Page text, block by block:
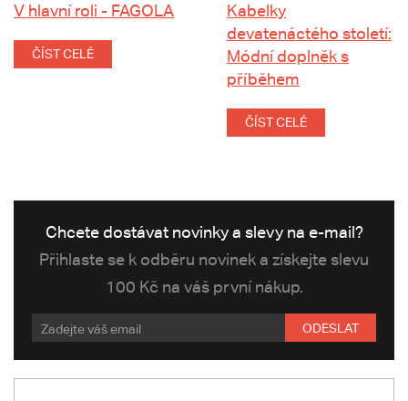
V hlavní roli - FAGOLA
ČÍST CELÉ
Kabelky
devatenáctého století:
Módní doplněk s
příběhem
ČÍST CELÉ
Chcete dostávat novinky a slevy na e-mail?
Přihlaste se k odběru novinek a získejte slevu
100 Kč na váš první nákup.
ODESLAT